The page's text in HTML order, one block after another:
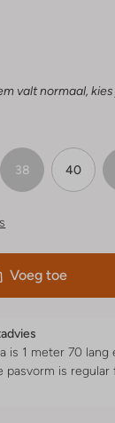
valt normaal,
38 40
Voeg toe
is 1 meter 70 lang
pasvorm is regular